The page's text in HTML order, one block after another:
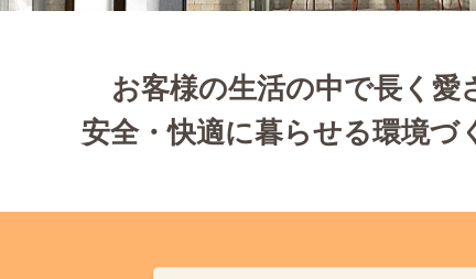
お客様の生活の中で長く愛
安全・快適に暮らせる環境づ